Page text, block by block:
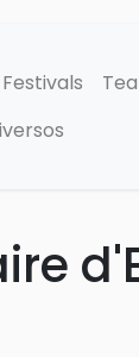
Festivals